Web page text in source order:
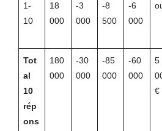
1-
10
18
000
-3
000
-8
500
-6
000
Tot
al
10
rép
ons
180
000
-30
000
-85
000
-60
000
5
€